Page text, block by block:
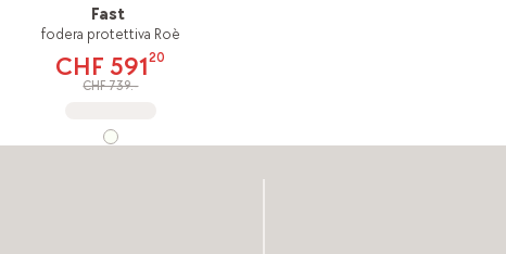
Fast
fodera protettiva Roè
CHF 59120
CHF 739.-